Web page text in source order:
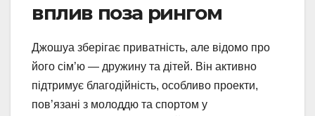
вплив поза рингом
Джошуа зберігає приватність, але відомо про
його сім’ю — дружину та дітей. Він активно
підтримує благодійність, особливо проекти,
пов’язані з молоддю та спортом у